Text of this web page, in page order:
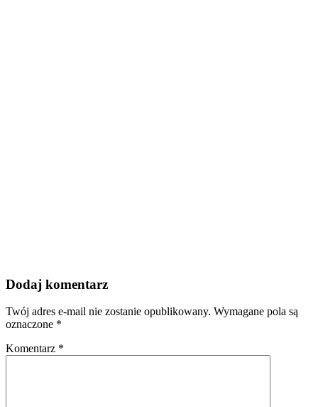
Dodaj komentarz
Twój adres e-mail nie zostanie opublikowany. Wymagane pola są
oznaczone *
Komentarz *